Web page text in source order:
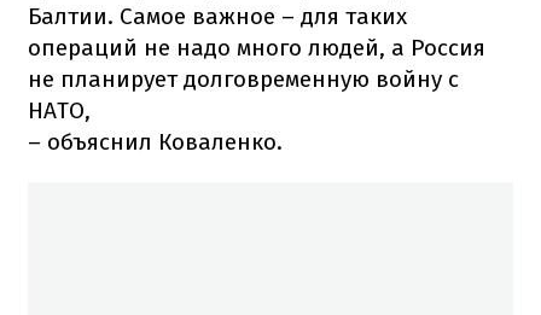
Балтии. Самое важное – для таких
операций не надо много людей, а Россия
не планирует долговременную войну с
НАТО,
– объяснил Коваленко.